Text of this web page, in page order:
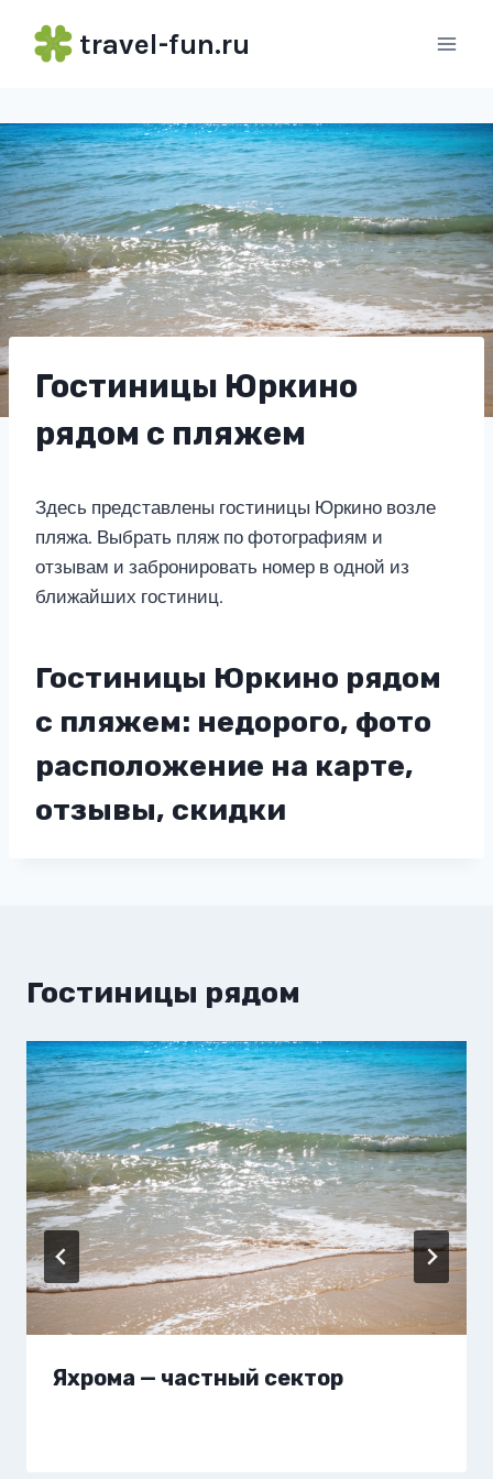
travel-fun.ru
Гостиницы Юркино
рядом с пляжем
Здесь представлены гостиницы Юркино возле
пляжа. Выбрать пляж по фотографиям и
отзывам и забронировать номер в одной из
ближайших гостиниц.
Гостиницы Юркино рядом
с пляжем: недорого, фото
расположение на карте,
отзывы, скидки
Гостиницы рядом
Яхрома — частный сектор